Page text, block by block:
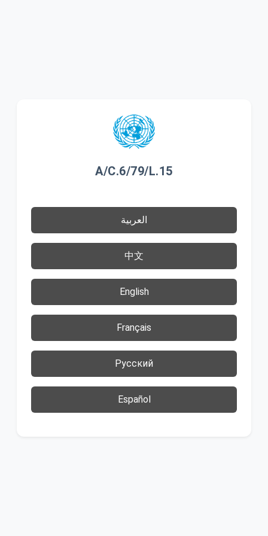
A/C.6/79/L.15
العربية
中文
English
Français
Русский
Español